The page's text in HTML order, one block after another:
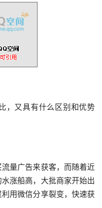
，又具有什么区别和优势
量广告来获客，而随着近
涨船高，大批商家开始出
用微信分享裂变，快速获